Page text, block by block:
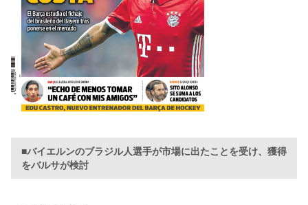
■バイエルンのブラジル人選手が市場に出たことを受け、獲得
をバルサが検討